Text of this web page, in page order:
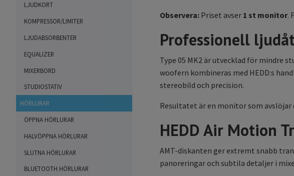
LJUDKORT
KOMPRESSOR/LIMITER
LJUDABSORBENTER
EQUALIZER
MIXERBORD
STUDIOSTATIV
HÖRLURAR
ÖPPNA HÖRLURAR
HALVÖPPNA HÖRLURAR
SLUTNA HÖRLURAR
BLUETOOTH HÖRLURAR
Observera: Priset avser 1 st monitor.
Professionell
Type 05 MK2 är utvecklad för mindre
woofern kombineras med HEDD:s
stereobild och precision.
Resultatet är en monitor som
HEDD Air Motion
AMT-diskanten ger extremt snabb
panoreringar och subtila detaljer i